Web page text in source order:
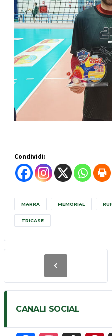
Condividi:
MARRA MEMORIAL
TRICASE
CANALI SOCIAL